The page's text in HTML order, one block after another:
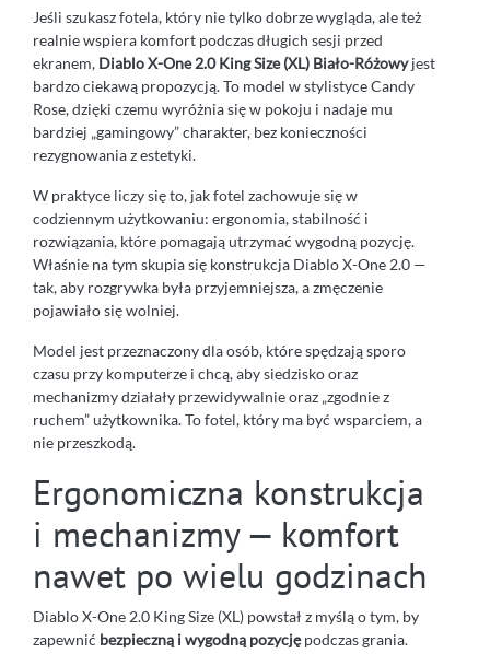
Jeśli szukasz fotela, który nie tylko dobrze wygląda, ale też
realnie wspiera komfort podczas długich sesji przed
ekranem, Diablo X-One 2.0 King Size (XL) Biało-Różowyjest
bardzo ciekawą propozycją. To model w stylistyce Candy
Rose, dzięki czemu wyróżnia się w pokoju i nadaje mu
bardziej „gamingowy” charakter, bez konieczności
rezygnowania z estetyki.
W praktyce liczy się to, jak fotel zachowuje się w
codziennym użytkowaniu: ergonomia, stabilność i
rozwiązania, które pomagają utrzymać wygodną pozycję.
Właśnie na tym skupia się konstrukcja Diablo X-One 2.0 —
tak, aby rozgrywka była przyjemniejsza, a zmęczenie
pojawiało się wolniej.
Model jest przeznaczony dla osób, które spędzają sporo
czasu przy komputerze i chcą, aby siedzisko oraz
mechanizmy działały przewidywalnie oraz „zgodnie z
ruchem” użytkownika. To fotel, który ma być wsparciem, a
nie przeszkodą.
Ergonomiczna konstrukcja
i mechanizmy — komfort
nawet po wielu godzinach
Diablo X-One 2.0 King Size (XL) powstał z myślą o tym, by
zapewnić bezpieczną i wygodną pozycjępodczas grania.